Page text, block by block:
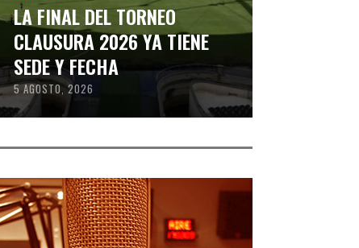
LA FINAL DEL TORNEO
CLAUSURA 2026 YA TIENE
SEDE Y FECHA
5 AGOSTO, 2026